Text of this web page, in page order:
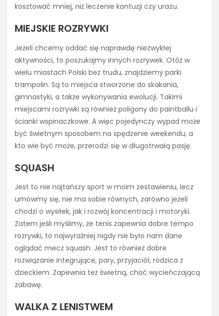
kosztować mniej, niż leczenie kontuzji czy urazu.
MIEJSKIE ROZRYWKI
Jeżeli chcemy oddać się naprawdę niezwykłej
aktywności, to poszukajmy innych rozrywek. Otóż w
wielu miastach Polski bez trudu, znajdziemy parki
trampolin. Są to miejsca stworzone do skakania,
gimnastyki, a także wykonywania ewolucji. Takimi
miejscami rozrywki są również poligony do paintballu i
ścianki wspinaczkowe. A więc pojedynczy wypad może
być świetnym sposobem na spędzenie weekendu, a
kto wie być może, przerodzi się w długotrwałą pasję.
SQUASH
Jest to nie najtańszy sport w moim zestawieniu, lecz
umówmy się, nie ma sobie równych, zarówno jeżeli
chodzi o wysiłek, jak i rozwój koncentracji i motoryki.
Zatem jeśli myślimy, że tenis zapewnia dobre tempo
rozrywki, to najwyraźniej nigdy nie było nam dane
oglądać mecz squash. Jest to również dobre
rozwiązanie integrujące, pary, przyjaciół, rodzica z
dzieckiem. Zapewnia też świetną, choć wycieńczającą
zabawę.
WALKA Z LENISTWEM